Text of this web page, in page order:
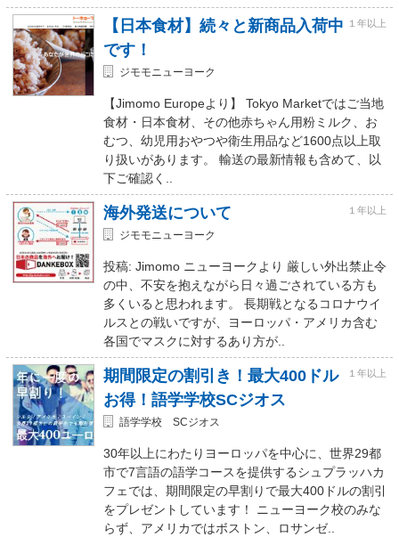
【日本食材】続々と新商品入荷中
です！
１年以上
ジモモニューヨーク
【Jimomo Europeより】 Tokyo Marketではご当地
食材・日本食材、その他赤ちゃん用粉ミルク、お
むつ、幼児用おやつや衛生用品など1600点以上取
り扱いがあります。 輸送の最新情報も含めて、以
下ご確認く..
海外発送について １年以上
ジモモニューヨーク
投稿: Jimomo ニューヨークより 厳しい外出禁止令
の中、不安を抱えながら日々過ごされている方も
多くいると思われます。 長期戦となるコロナウイ
ルスとの戦いですが、ヨーロッパ・アメリカ含む
各国でマスクに対するあり方が..
期間限定の割引き！最大400ドル
お得！語学学校SCジオス
１年以上
語学学校 SCジオス
30年以上にわたりヨーロッパを中心に、世界29都
市で7言語の語学コースを提供するシュプラッハカ
フェでは、期間限定の早割りで最大400ドルの割引
をプレゼントしています！ ニューヨーク校のみな
らず、アメリカではボストン、ロサンゼ..